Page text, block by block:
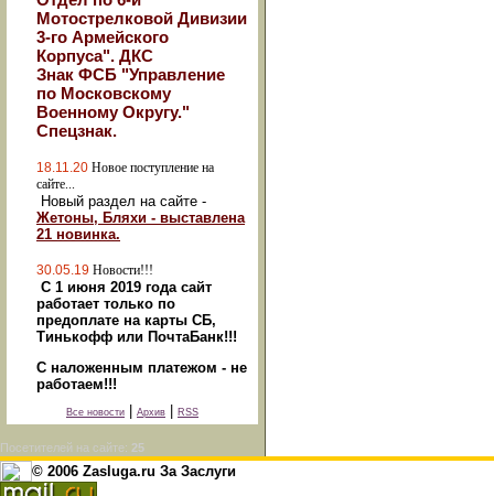
Мотострелковой Дивизии
3-го Армейского
Корпуса". ДКС
Знак ФСБ "Управление
по Московскому
Военному Округу."
Спецзнак.
18.11.20 Новое поступление на
сайте...
Новый раздел на сайте -
Жетоны, Бляхи - выставлена
21 новинка.
30.05.19 Новости!!!
С 1 июня 2019 года сайт
работает только по
предоплате на карты СБ,
Тинькофф или ПочтаБанк!!!
С наложенным платежом - не
работаем!!!
Все новости Архив RSS
Посетителей на сайте: 25
© 2006 Zasluga.ru За Заслуги